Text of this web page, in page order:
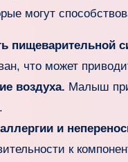
могут
пищеварительной
что может
воздуха. Малыш
и
к